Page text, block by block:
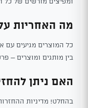
מה האחריות
כל המוצרים מגיעים עם
בין מותגים ומוצרים –
האם ניתן